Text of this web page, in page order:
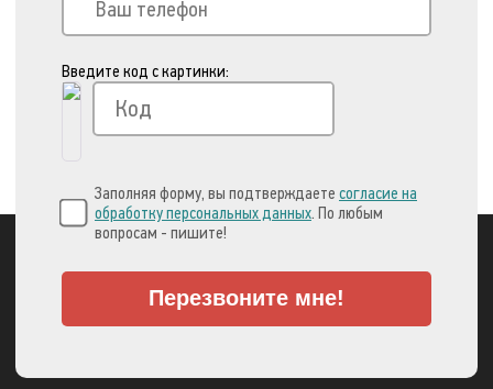
Введите код с картинки:
Заполняя форму, вы подтверждаете согласие на
обработку персональных данных. По любым
вопросам - пишите!
Перезвоните мне!